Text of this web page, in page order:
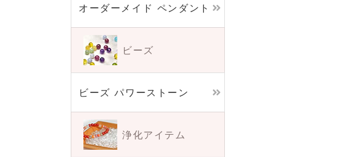
オーダーメイド ペンダント
ビーズ
ビーズ パワーストーン
浄化アイテム